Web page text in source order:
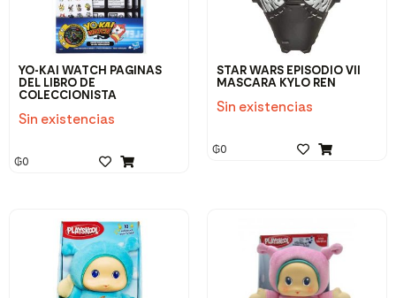
YO-KAI WATCH PAGINAS
DEL LIBRO DE
COLECCIONISTA
Sin existencias
₲0
STAR WARS EPISODIO VII
MASCARA KYLO REN
Sin existencias
₲0